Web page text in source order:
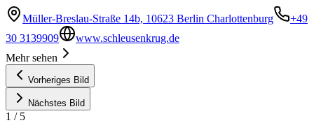
Müller-Breslau-Straße 14b, 10623 Berlin Charlottenburg
+49
30 3139909
www.schleusenkrug.de
Mehr sehen
Vorheriges Bild
Nächstes Bild
1 / 5